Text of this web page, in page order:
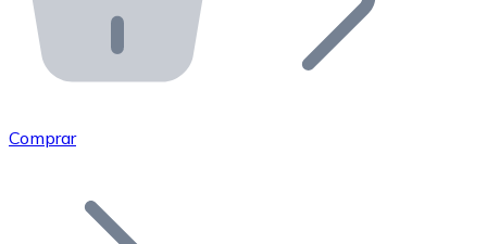
Bitnovo API
Integra nuestra API en tu ecosistema.
Únete a nuestra red de distribuidores.
Añade tu proyecto a nuestro ecosistema.
Comprar